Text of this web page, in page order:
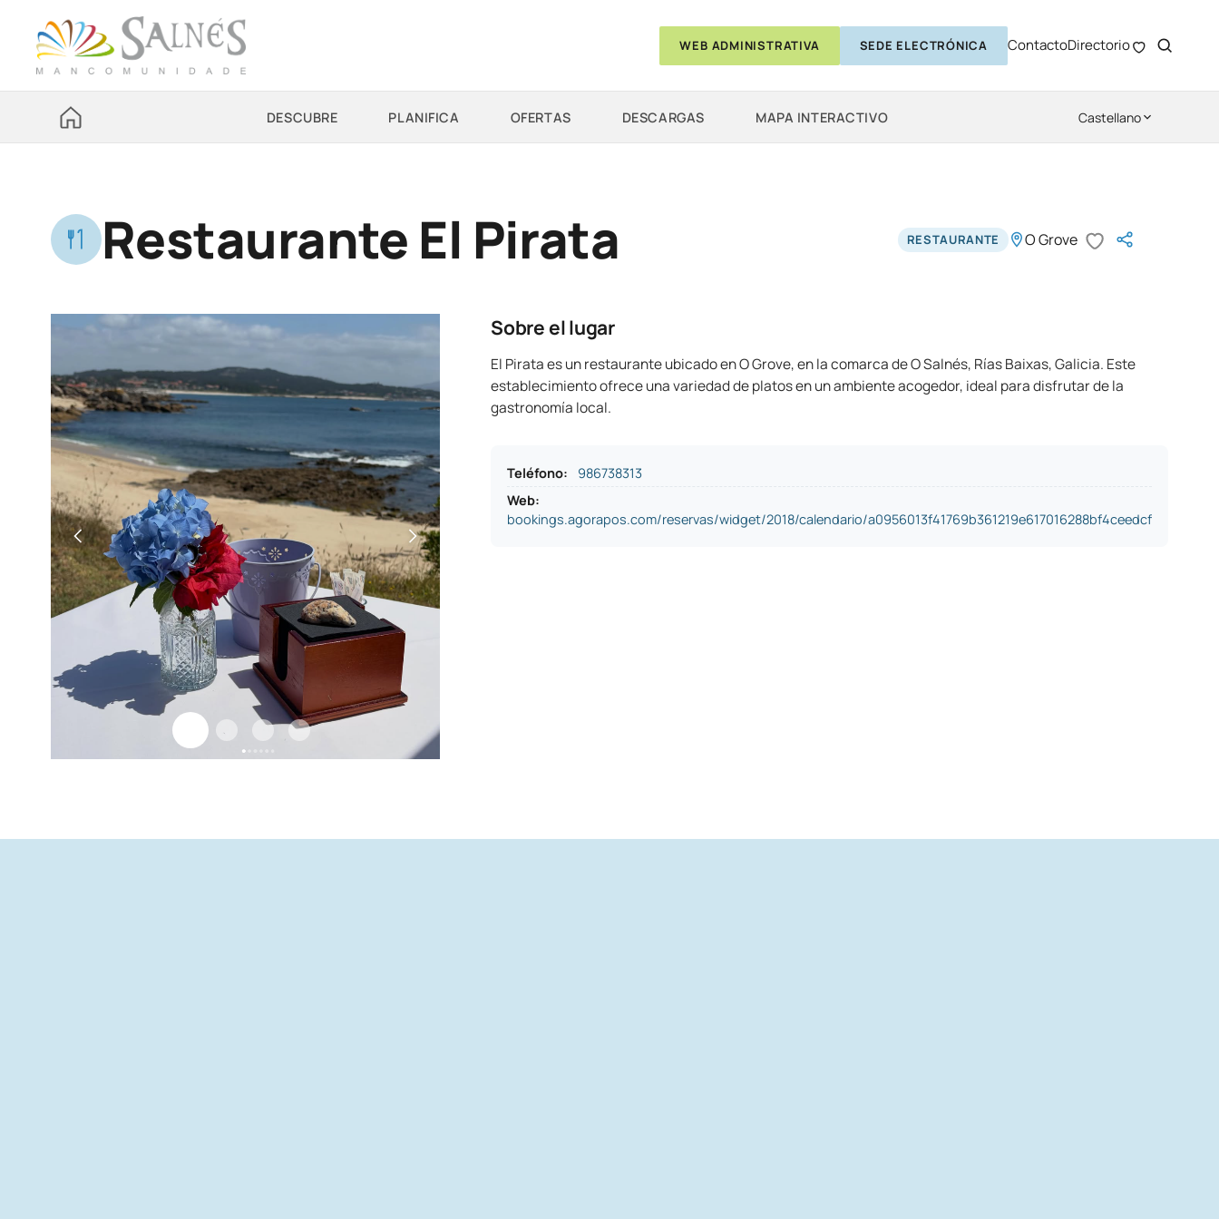
WEB ADMINISTRATIVA SEDE ELECTRÓNICA ContactoDirectorio
DESCUBRE PLANIFICA OFERTAS DESCARGAS MAPA INTERACTIVO Castellano
Restaurante El Pirata RESTAURANTE O Grove
Sobre el lugar
El Pirata es un restaurante ubicado en O Grove, en la comarca de O Salnés, Rías Baixas, Galicia. Este
establecimiento ofrece una variedad de platos en un ambiente acogedor, ideal para disfrutar de la
gastronomía local.
Teléfono:
986738313
Web:
bookings.agorapos.com/reservas/widget/2018/calendario/a0956013f41769b361219e617016288bf4ceedcf